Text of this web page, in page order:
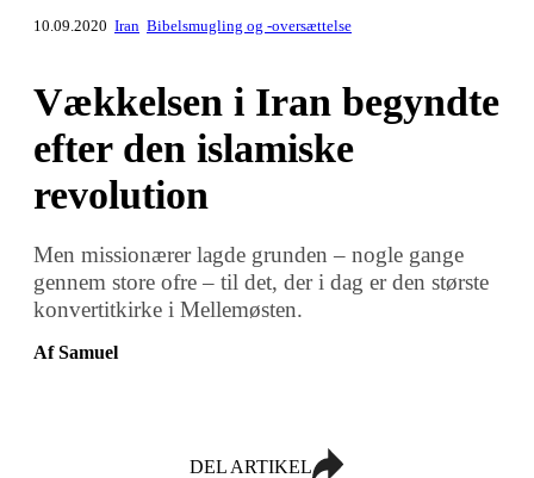
10.09.2020 Iran Bibelsmugling og -oversættelse
Vækkelsen i Iran begyndte
efter den islamiske
revolution
Men missionærer lagde grunden – nogle gange
gennem store ofre – til det, der i dag er den største
konvertitkirke i Mellemøsten.
Af Samuel
DEL ARTIKEL